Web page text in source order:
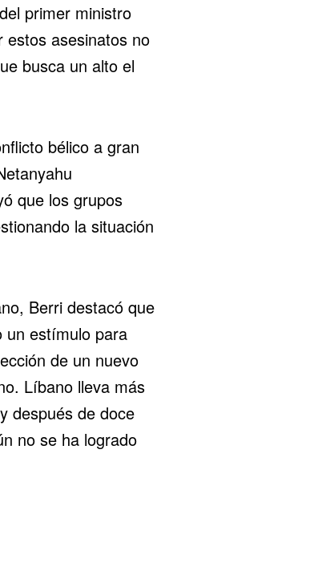
primer ministro
estos asesinatos no
busca un alto el
bélico a gran
que los grupos
la situación
, Berri destacó que
un estímulo para
de un nuevo
Líbano lleva más
después de doce
no se ha logrado